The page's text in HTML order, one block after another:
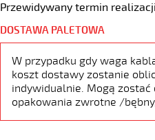
Przewidywany termin
DOSTAWA PALETOWA
W przypadku gdy waga
koszt dostawy zostanie
indywidualnie. Mogą zostać
opakowania zwrotne /